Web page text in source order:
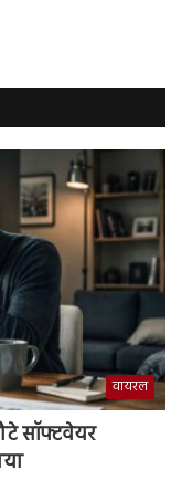
वायरल
सॉफ्टवेयर